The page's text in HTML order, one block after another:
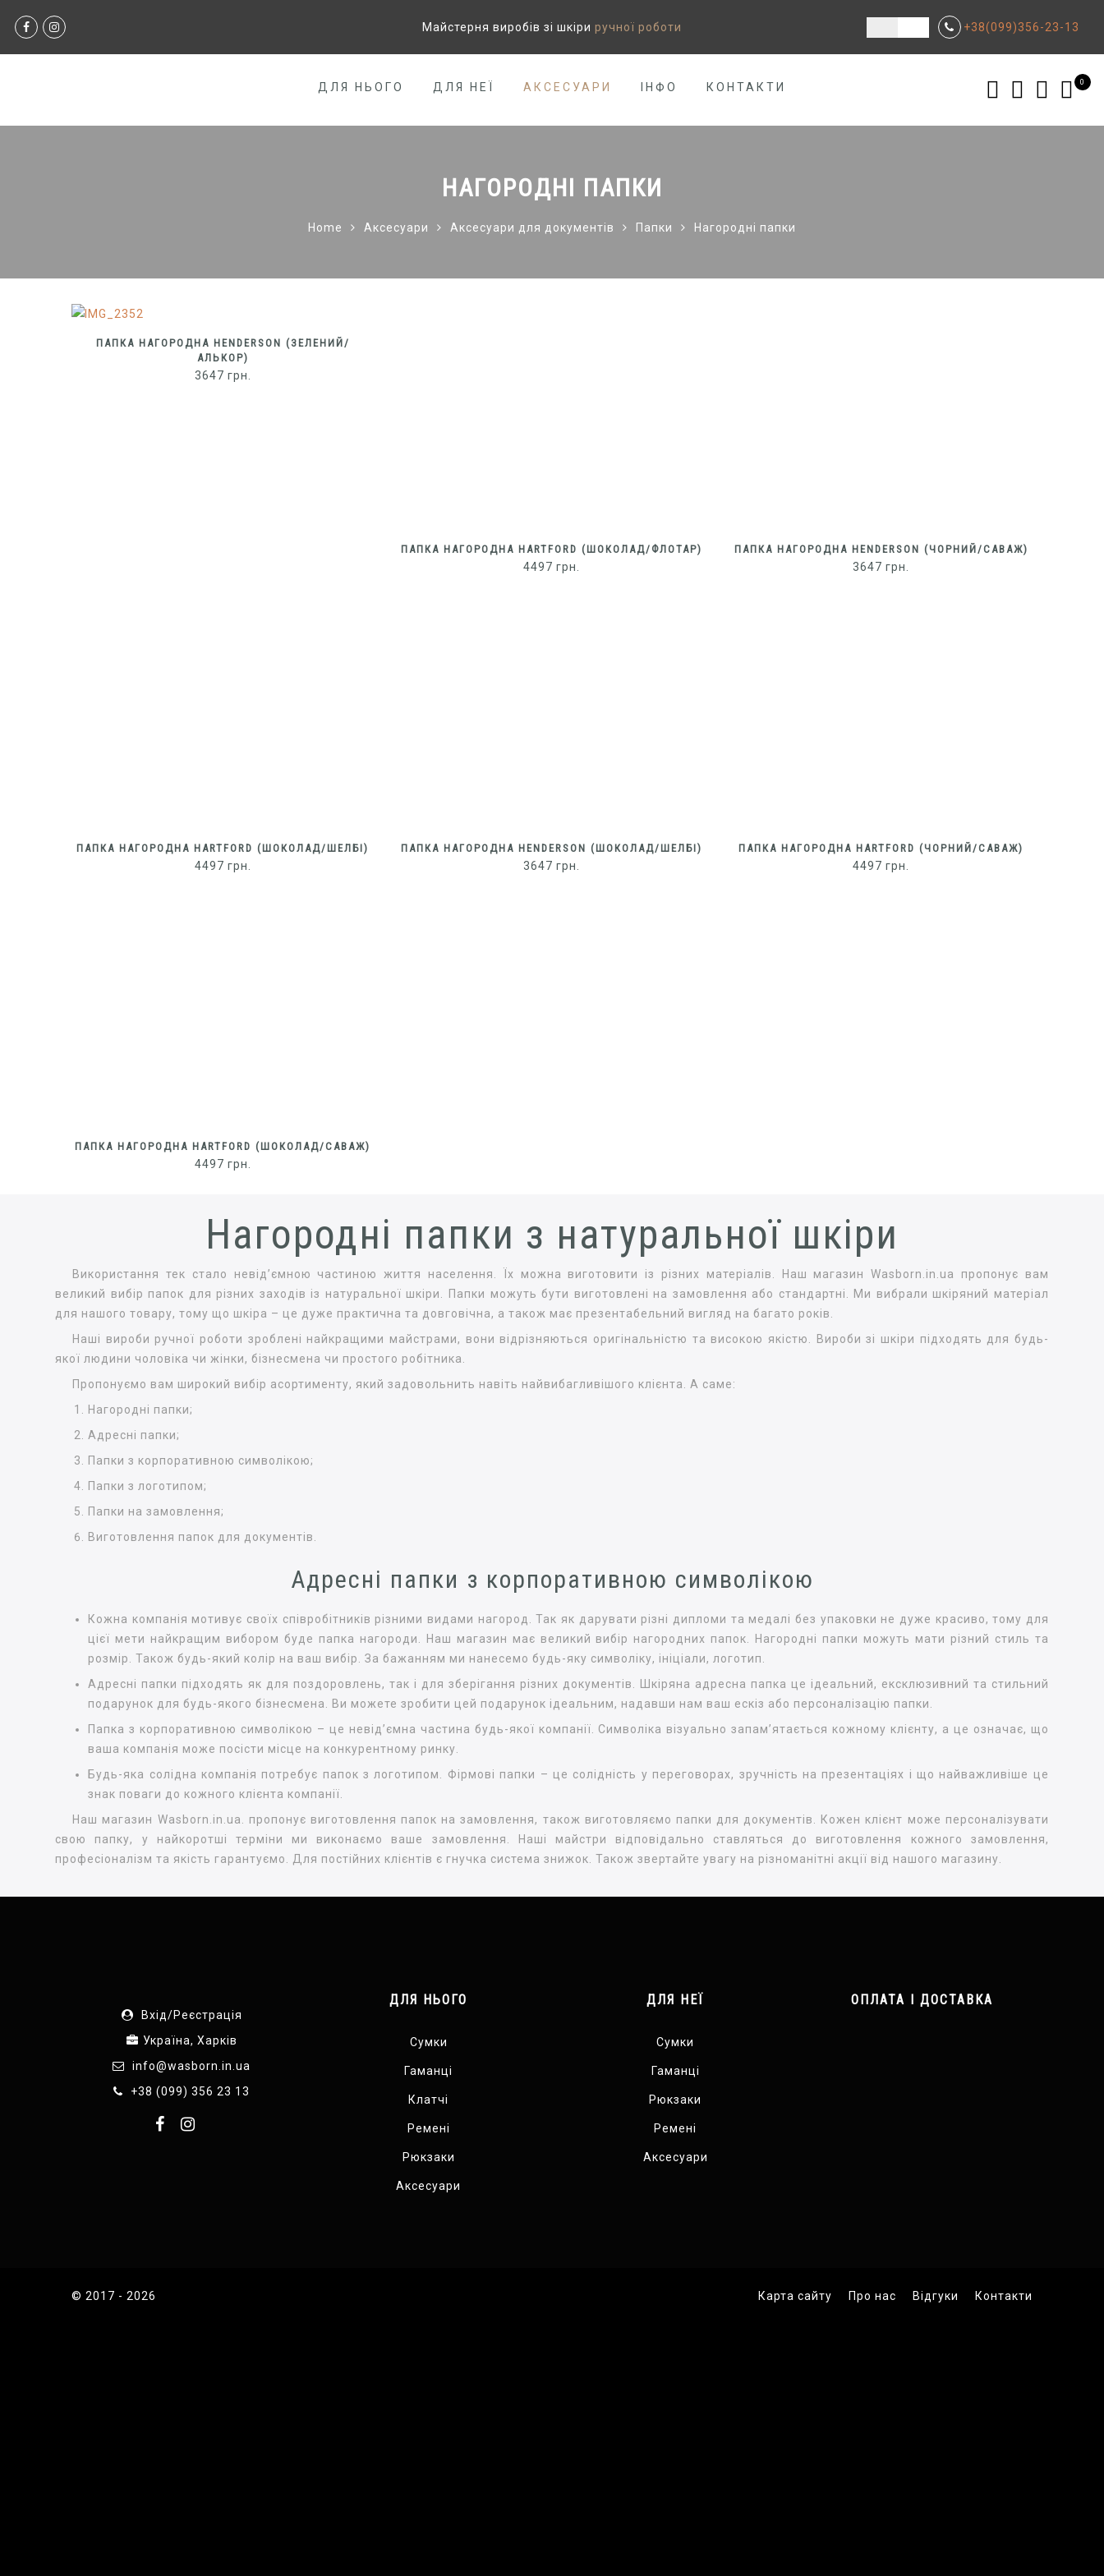
Майстерня виробів зі шкіри ручної роботи +38(099)356-23-13
ДЛЯ НЬОГО ДЛЯ НЕЇ АКСЕСУАРИ ІНФО КОНТАКТИ 0
НАГОРОДНІ ПАПКИ
Home Аксесуари Аксесуари для документів Папки Нагородні папки
ПАПКА НАГОРОДНА HENDERSON (ЗЕЛЕНИЙ/
АЛЬКОР)
3647 грн.
ПАПКА НАГОРОДНА HARTFORD (ШОКОЛАД/ФЛОТАР)
4497грн.
ПАПКА НАГОРОДНА HENDERSON (ЧОРНИЙ/САВАЖ)
3647грн.
ПАПКА НАГОРОДНА HARTFORD (ШОКОЛАД/ШЕЛБІ)
4497 грн.
ПАПКА НАГОРОДНА HENDERSON (ШОКОЛАД/ШЕЛБІ)
3647грн.
ПАПКА НАГОРОДНА HARTFORD (ЧОРНИЙ/САВАЖ)
4497грн.
ПАПКА НАГОРОДНА HARTFORD (ШОКОЛАД/САВАЖ)
4497 грн.
Нагородні папки з натуральної шкіри
Використання тек стало невід’ємною частиною життя населення. Їх можна виготовити із різних матеріалів. Наш магазин Wasborn.in.ua пропонує вам
великий вибір папок для різних заходів із натуральної шкіри. Папки можуть бути виготовлені на замовлення або стандартні. Ми вибрали шкіряний матеріал
для нашого товару, тому що шкіра – це дуже практична та довговічна, а також має презентабельний вигляд на багато років.
Наші вироби ручної роботи зроблені найкращими майстрами, вони відрізняються оригінальністю та високою якістю. Вироби зі шкіри підходять для будь-
якої людини чоловіка чи жінки, бізнесмена чи простого робітника.
Пропонуємо вам широкий вибір асортименту, який задовольнить навіть найвибагливішого клієнта. А саме:
Нагородні папки;
Адресні папки;
Папки з корпоративною символікою;
Папки з логотипом;
Папки на замовлення;
Виготовлення папок для документів.
Адресні папки з корпоративною символікою
Кожна компанія мотивує своїх співробітників різними видами нагород. Так як дарувати різні дипломи та медалі без упаковки не дуже красиво, тому для
цієї мети найкращим вибором буде папка нагороди. Наш магазин має великий вибір нагородних папок. Нагородні папки можуть мати різний стиль та
розмір. Також будь-який колір на ваш вибір. За бажанням ми нанесемо будь-яку символіку, ініціали, логотип.
Адресні папки підходять як для поздоровлень, так і для зберігання різних документів. Шкіряна адресна папка це ідеальний, ексклюзивний та стильний
подарунок для будь-якого бізнесмена. Ви можете зробити цей подарунок ідеальним, надавши нам ваш ескіз або персоналізацію папки.
Папка з корпоративною символікою – це невід’ємна частина будь-якої компанії. Символіка візуально запам’ятається кожному клієнту, а це означає, що
ваша компанія може посісти місце на конкурентному ринку.
Будь-яка солідна компанія потребує папок з логотипом. Фірмові папки – це солідність у переговорах, зручність на презентаціях і що найважливіше це
знак поваги до кожного клієнта компанії.
Наш магазин Wasborn.in.ua. пропонує виготовлення папок на замовлення, також виготовляємо папки для документів. Кожен клієнт може персоналізувати
свою папку, у найкоротші терміни ми виконаємо ваше замовлення. Наші майстри відповідально ставляться до виготовлення кожного замовлення,
професіоналізм та якість гарантуємо. Для постійних клієнтів є гнучка система знижок. Також звертайте увагу на різноманітні акції від нашого магазину.
Вхід/Реєстрація
Україна, Харків
info@wasborn.in.ua
+38 (099) 356 23 13
ДЛЯ НЬОГО
Сумки
Гаманці
Клатчі
Ремені
Рюкзаки
Аксесуари
ДЛЯ НЕЇ
Сумки
Гаманці
Рюкзаки
Ремені
Аксесуари
ОПЛАТА І ДОСТАВКА
© 2017 - 2026 Карта сайту Про нас Відгуки Контакти